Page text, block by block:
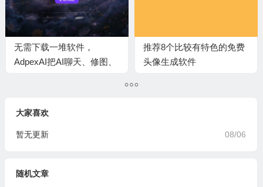
无需下载一堆软件，
AdpexAI把AI聊天、修图、
推荐8个比较有特色的免费
头像生成软件
大家喜欢
08/06
暂无更新
随机文章